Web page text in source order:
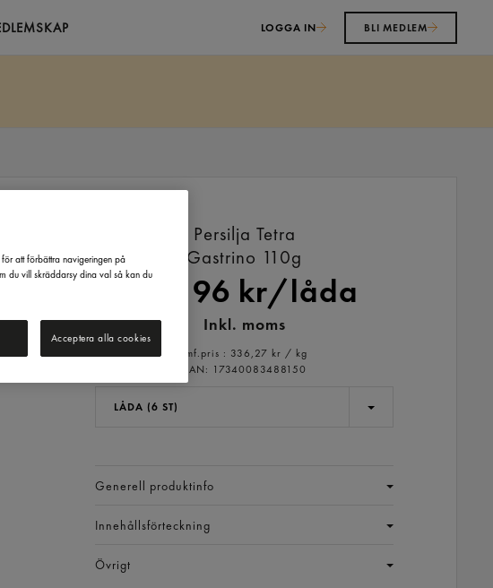
LOGGA IN BLI MEDLEM
Persilja Tetra
Gastrino 110g
221,96 kr/låda
Inkl. moms
Jmf.pris : 336,27 kr / kg
EAN: 17340083488150
LÅDA (6 ST)
Generell produktinfo
Innehållsförteckning
Övrigt
att förbättra navigeringen på
du vill skräddarsy dina val så kan du
Acceptera alla cookies